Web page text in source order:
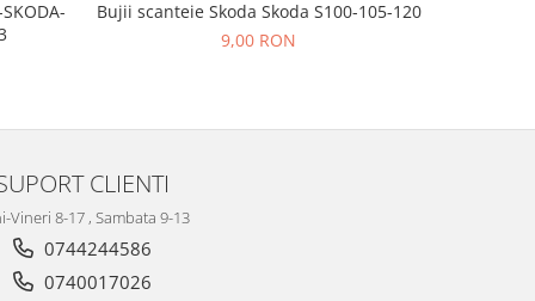
Bujii scanteie Skoda Skoda S100-105-120
9,00 RON
CLIENTI
Vineri 8-17 , Sambata 9-13
0744244586
0740017026